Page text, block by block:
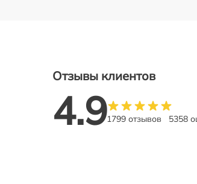
Отзывы клиентов
4.91799 отзывов 5358